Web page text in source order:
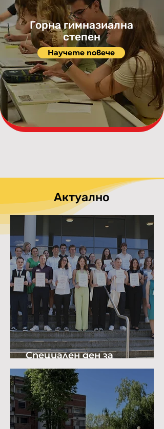
Горна гимназиална
степен
Научете повече
Актуално
Специален ден за
биологията